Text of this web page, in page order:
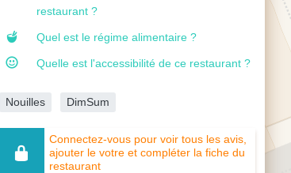
restaurant ?
Quel est le régime alimentaire ?
Quelle est l'accessibilité de ce restaurant ?
Nouilles DimSum
Connectez-vous pour voir tous les avis,
ajouter le votre et compléter la fiche du
restaurant